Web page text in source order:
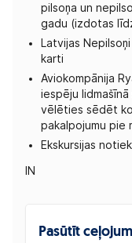
pilsoņa un
gadu (izdotas
Latvijas
karti
Aviokompānija
iespēju
vēlēties sēdēt
pakalpojumu pie
Ekskursijas
IN
Pasūtīt